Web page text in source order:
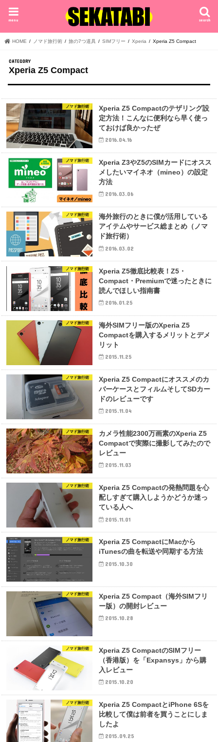
search
menu
HOME ノマド旅行術 旅の7つ道具 SIMフリー Xperia Xperia Z5 Compact
Xperia Z5 Compact
ノマド旅行術
Xperia Z5 Compactのテザリング設
定方法！こんなに便利なら早く使っ
ておけば良かったぜ
2016.04.16
ノマド旅行術
Xperia Z3やZ5のSIMカードにオスス
メしたいマイネオ（mineo）の設定
方法
2016.03.06
ノマド旅行術
海外旅行のときに僕が活用している
アイテムやサービス総まとめ（ノマ
ド旅行術）
2016.03.02
ノマド旅行術
Xperia Z5徹底比較表！Z5・
Compact・Premiumで迷ったときに
読んでほしい指南書
2016.01.25
ノマド旅行術
海外SIMフリー版のXperia Z5
Compactを購入するメリットとデメ
リット
2015.11.25
ノマド旅行術
Xperia Z5 Compactにオススメのカ
バーケースとフィルムそしてSDカー
ドのレビューです
2015.11.04
ノマド旅行術
カメラ性能2300万画素のXperia Z5
Compactで実際に撮影してみたので
レビュー
2015.11.03
ノマド旅行術
Xperia Z5 Compactの発熱問題を心
配しすぎて購入しようかどうか迷っ
ている人へ
2015.11.01
ノマド旅行術
Xperia Z5 CompactにMacから
iTunesの曲を転送や同期する方法
2015.10.30
ノマド旅行術
Xperia Z5 Compact（海外SIMフリ
ー版）の開封レビュー
2015.10.28
ノマド旅行術
Xperia Z5 CompactのSIMフリー
（香港版）を「Expansys」から購
入レビュー
2015.10.20
ノマド旅行術
Xperia Z5 CompactとiPhone 6Sを
比較して僕は前者を買うことにしま
したよ
2015.09.25